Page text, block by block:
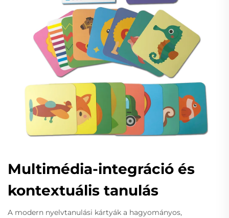
Multimédia-integráció és
kontextuális tanulás
A modern nyelvtanulási kártyák a hagyományos,